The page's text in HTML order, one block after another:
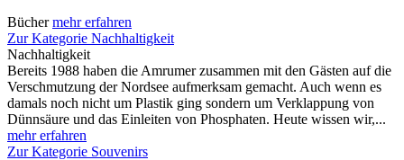
Büchermehr erfahren
Zur Kategorie Nachhaltigkeit
Nachhaltigkeit
Bereits 1988 haben die Amrumer zusammen mit den Gästen auf die
Verschmutzung der Nordsee aufmerksam gemacht. Auch wenn es
damals noch nicht um Plastik ging sondern um Verklappung von
Dünnsäure und das Einleiten von Phosphaten. Heute wissen wir,...
mehr erfahren
Zur Kategorie Souvenirs